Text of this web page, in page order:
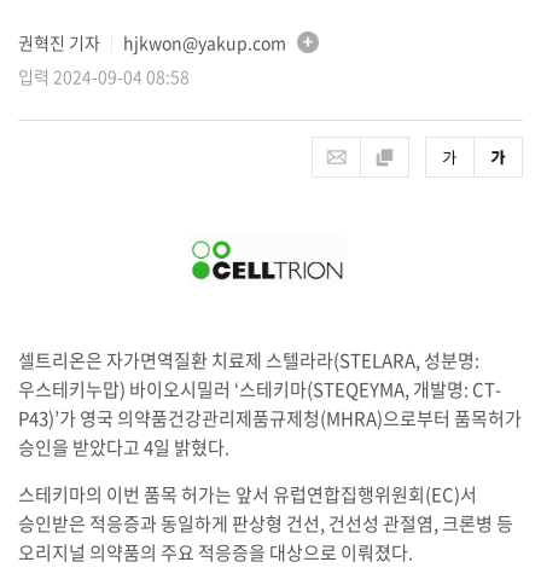
권혁진 기자
hjkwon@yakup.com
입력 2024-09-04 08:58
셀트리온은 자가면역질환 치료제 스텔라라(STELARA, 성분명:
우스테키누맙) 바이오시밀러 ‘스테키마(STEQEYMA, 개발명: CT-
P43)’가 영국 의약품건강관리제품규제청(MHRA)으로부터 품목허가
승인을 받았다고 4일 밝혔다.
스테키마의 이번 품목 허가는 앞서 유럽연합집행위원회(EC)서
승인받은 적응증과 동일하게 판상형 건선, 건선성 관절염, 크론병 등
오리지널 의약품의 주요 적응증을 대상으로 이뤄졌다.